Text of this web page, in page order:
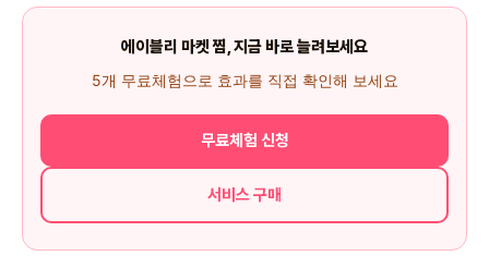
에이블리 마켓 찜, 지금 바로 늘려보세요
5개 무료체험으로 효과를 직접 확인해 보세요
무료체험 신청
서비스 구매